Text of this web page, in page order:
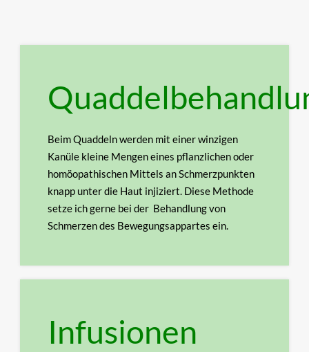
Beim Quaddeln werden mit einer winzigen
Kanüle kleine Mengen eines pflanzlichen oder
homöopathischen Mittels an Schmerzpunkten
knapp unter die Haut injiziert. Diese Methode
setze ich gerne bei der Behandlung von
Schmerzen des Bewegungsappartes ein.
Infusionen